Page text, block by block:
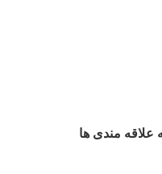
علاقه مندی ها